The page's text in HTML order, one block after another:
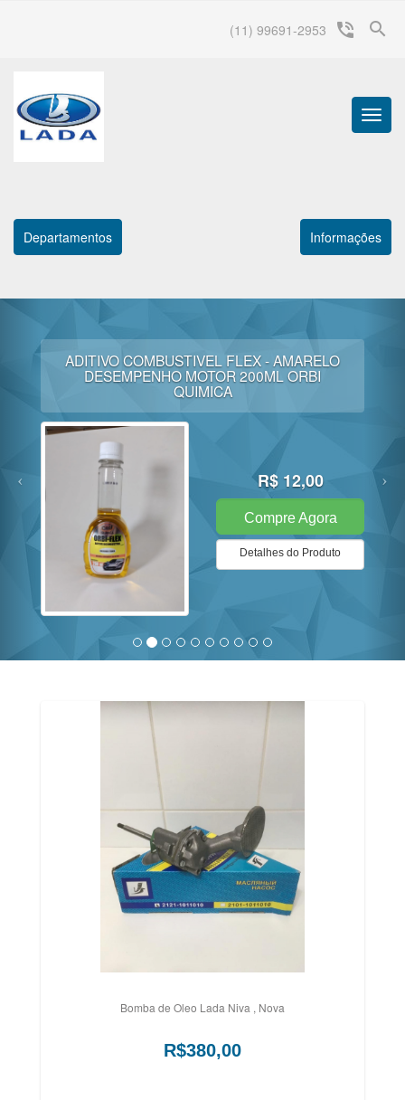
search
(11) 99691-2953 phone_in_talk
Menu
Departamentos Informações
ADITIVO COMBUSTIVEL FLEX - AMARELO
DESEMPENHO MOTOR 200ML ORBI
QUIMICA
R$ 12,00
Compre Agora
Detalhes do Produto
Bomba de Oleo Lada Niva , Nova
R$380,00